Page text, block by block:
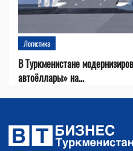
Логистика
В Туркменистане
автоёллары» на...